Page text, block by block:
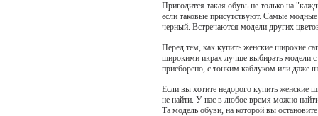
Пригодится такая обувь не только на
если таковые присутствуют. Самые
черный. Встречаются модели других
Перед тем, как купить женские широкие
широкими икрах лучше выбирать модели с
присборено, с тонким каблуком или даже
Если вы хотите недорого купить женские
не найти. У нас в любое время можно
Та модель обуви, на которой вы